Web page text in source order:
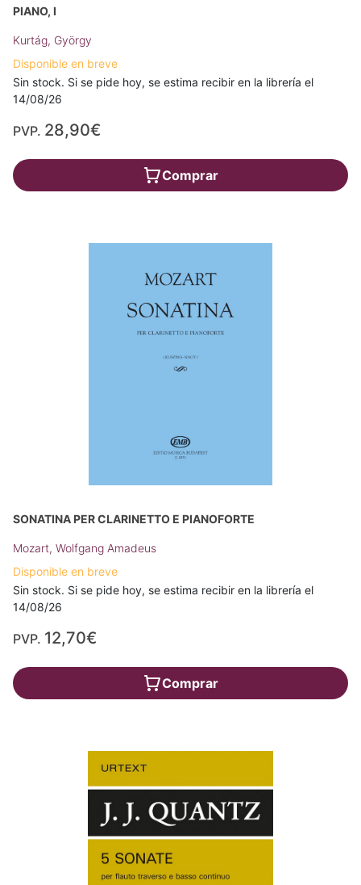
PIANO, I
Kurtág, György
Disponible en breve
Sin stock. Si se pide hoy, se estima recibir en la librería el
14/08/26
PVP. 28,90€
Comprar
SONATINA PER CLARINETTO E PIANOFORTE
Mozart, Wolfgang Amadeus
Disponible en breve
Sin stock. Si se pide hoy, se estima recibir en la librería el
14/08/26
PVP. 12,70€
Comprar